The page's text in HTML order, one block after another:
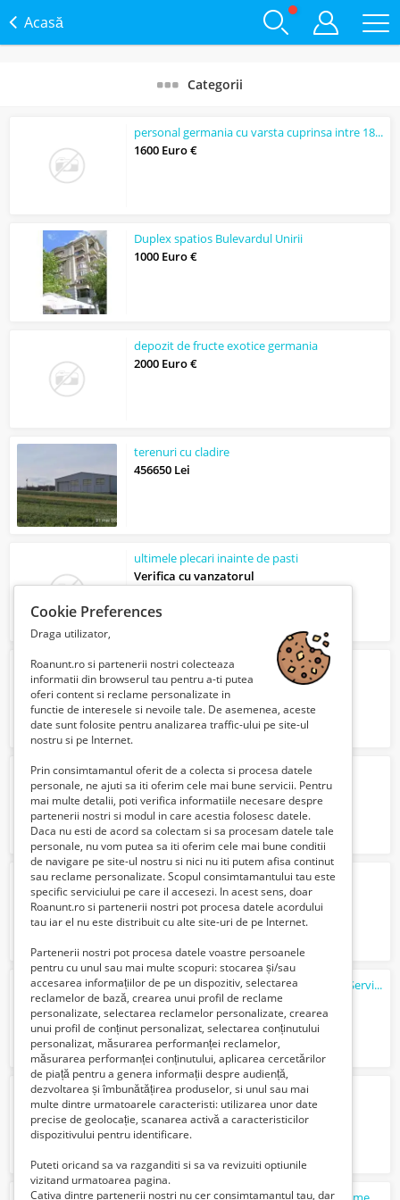
Acasă
Categorii
personal germania cu varsta cuprinsa intre 18-58
1600 Euro €
Duplex spatios Bulevardul Unirii
1000 Euro €
depozit de fructe exotice germania
2000 Euro €
terenuri cu cladire
456650 Lei
ultimele plecari inainte de pasti
Verifica cu vanzatorul
Inchiriez utilaje constructii si macarale
1 Lei
Inchiriez motostivuitoare cuoperator
1 Lei
Daniela. 100% Reală. Galați
100 Lei
Reparatii laptop Bucurestiladomiciliu
- Service PC - Instalare Windows 11
100 Lei
fabrica de paste fainoase Germania
2000 Euro €
Cookie Preferences
Draga utilizator,
Roanunt.ro si partenerii nostri colecteaza
informatii din browserul tau pentru a-ti putea
oferi content si reclame personalizate in
functie de interesele si nevoile tale. De asemenea, aceste
date sunt folosite pentru analizarea traffic-ului pe site-ul
nostru si pe Internet.
Prin consimtamantul oferit de a colecta si procesa datele
personale, ne ajuti sa iti oferim cele mai bune servicii. Pentru
mai multe detalii, poti verifica informatiile necesare despre
partenerii nostri si modul in care acestia folosesc datele.
Daca nu esti de acord sa colectam si sa procesam datele tale
personale, nu vom putea sa iti oferim cele mai bune conditii
de navigare pe site-ul nostru si nici nu iti putem afisa continut
sau reclame personalizate. Scopul consimtamantului tau este
specific serviciului pe care il accesezi. In acest sens, doar
Roanunt.ro si partenerii nostri pot procesa datele acordului
tau iar el nu este distribuit cu alte site-uri de pe Internet.
Partenerii nostri pot procesa datele voastre persoanele
pentru cu unul sau mai multe scopuri: stocarea și/sau
accesarea informațiilor de pe un dispozitiv, selectarea
reclamelor de bază, crearea unui profil de reclame
personalizate, selectarea reclamelor personalizate, crearea
unui profil de conținut personalizat, selectarea conținutului
personalizat, măsurarea performanței reclamelor,
măsurarea performanței conținutului, aplicarea cercetărilor
de piață pentru a genera informații despre audiență,
dezvoltarea și îmbunătățirea produselor, si unul sau mai
multe dintre urmatoarele caracteristi: utilizarea unor date
precise de geolocație, scanarea activă a caracteristicilor
dispozitivului pentru identificare.
Puteti oricand sa va razganditi si sa va revizuiti optiunile
vizitand urmatoarea pagina.
Cativa dintre partenerii nostri nu cer consimtamantul tau, dar